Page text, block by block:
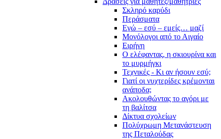
Σκληρό καρύδι
Περάσματα
Εγώ – εσύ – εμείς… μαζί
Μονόλογοι από το Αιγαίο
Ειρήνη
Ο ελέφαντας, η σκιουρίνα και
το μυρμήγκι
Τεχνικές - Κι αν ήσουν εσύ;
Γιατί οι νυχτερίδες κρέμονται
ανάποδα;
Ακολουθώντας το αγόρι με
τη βαλίτσα
Δίκτυα σχολείων
Πολύχρωμη Μετανάστευση
της Πεταλούδας